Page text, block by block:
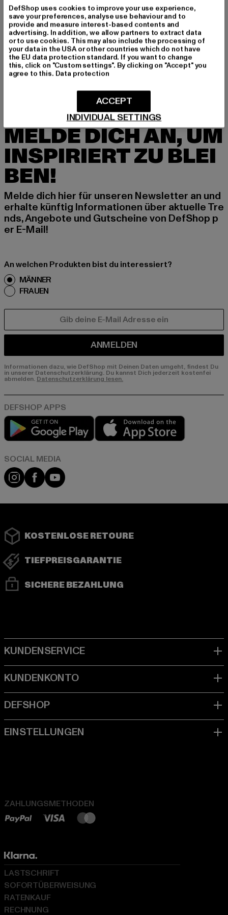
REDEFINED REBEL
Rebel RRClay
25,85 EUR
Derzeitiger Preis: 25,85 EUR
54,99 EURAktionspreis: 54,99 EUR
REDEFINED REBEL
RRMarcel
25,99 EUR
Derzeitiger Preis: 25,99 EUR
49,99 EURAktionspreis:
MELDE DICH AN, UM
INSPIRIERT ZU BLEI
BEN!
Melde dich hier für unseren Newsletter an und
erhalte künftig Informationen über aktuelle Tre
nds, Angebote und Gutscheine von DefShop p
er E-Mail!
An welchen Produkten bist du interessiert?
MÄNNER
FRAUEN
ANMELDEN
Informationen dazu, wie DefShop mit Deinen Daten umgeht, findest Du
in unserer Datenschutzerklärung. Du kannst Dich jederzeit kostenfei
abmelden. Datenschutzerklärung lesen.
Play market
Instagram
FacebookYouTube
KOSTENLOSE RETOURE
TIEFPREISGARANTIE
SICHERE BEZAHLUNG
ZAHLUNGSMETHODEN
LASTSCHRIFT
SOFORTÜBERWEISUNG
RATENKAUF
RECHNUNG
DefShop uses cookies to improve your use experience,
save your preferences, analyse use behaviour and to
provide and measure interest-based contents and
advertising. In addition, we allow partners to extract data
or to use cookies. This may also include the processing of
your data in the USA or other countries which do not have
the EU data protection standard. If you want to change
this, click on "Custom settings". By clicking on "Accept" you
agree to this. Data protection
INDIVIDUAL SETTINGS
ACCEPT